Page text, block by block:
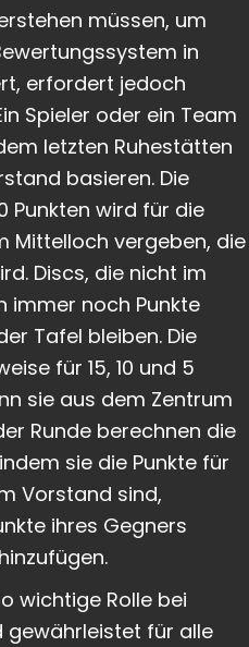
müssen, um
in
erfordert jedoch
Spieler oder ein Team
letzten Ruhestätten
basieren. Die
Punkten wird für die
Mittelloch vergeben, die
Discs, die nicht im
immer noch Punkte
Tafel bleiben. Die
für 15, 10 und 5
sie aus dem Zentrum
Runde berechnen die
sie die Punkte für
Vorstand sind,
ihres Gegners
wichtige Rolle bei
gewährleistet für alle